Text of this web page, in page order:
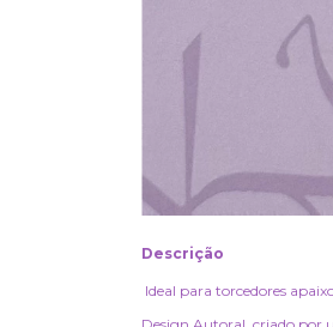
Descrição
Ideal para torcedores